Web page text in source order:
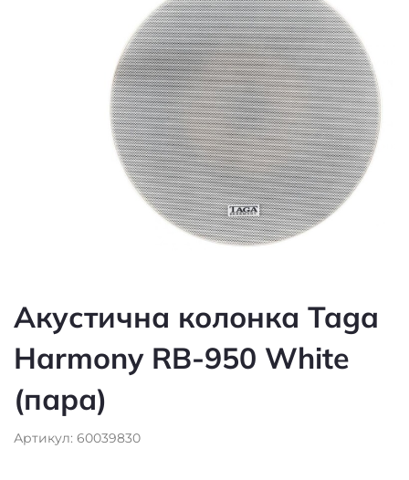
Акустична колонка Taga
Harmony RB-950 White
(пара)
Артикул: 60039830